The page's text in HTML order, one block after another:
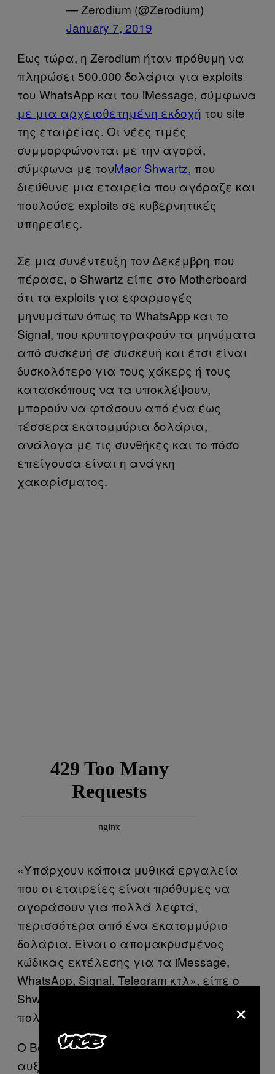
— Zerodium (@Zerodium)
January 7, 2019
Έως τώρα, η Zerodium ήταν πρόθυμη να
πληρώσει 500.000 δολάρια για exploits
του WhatsApp και του iMessage, σύμφωνα
με μια αρχειοθετημένη εκδοχή του site
της εταιρείας. Οι νέες τιμές
συμμορφώνονται με την αγορά,
σύμφωνα με τονMaor Shwartz, που
διεύθυνε μια εταιρεία που αγόραζε και
πουλούσε exploits σε κυβερνητικές
υπηρεσίες.
Σε μια συνέντευξη τον Δεκέμβρη που
πέρασε, ο Shwartz είπε στο Motherboard
ότι τα exploits για εφαρμογές
μηνυμάτων όπως το WhatsApp και το
Signal, που κρυπτογραφούν τα μηνύματα
από συσκευή σε συσκευή και έτσι είναι
δυσκολότερο για τους χάκερς ή τους
κατασκόπους να τα υποκλέψουν,
μπορούν να φτάσουν από ένα έως
τέσσερα εκατομμύρια δολάρια,
ανάλογα με τις συνθήκες και το πόσο
επείγουσα είναι η ανάγκη
χακαρίσματος.
«Υπάρχουν κάποια μυθικά εργαλεία
που οι εταιρείες είναι πρόθυμες να
αγοράσουν για πολλά λεφτά,
περισσότερα από ένα εκατομμύριο
δολάρια. Είναι ο απομακρυσμένος
κώδικας εκτέλεσης για τα iMessage,
WhatsApp, Signal, Telegram κτλ», είπε ο
Shwartz. «Όταν έχεις κάτι τέτοιο, αξίζει
πολλά λεφτά».
Ο Bekrar προειδοποιεί ότι παρά την
αυξανόμενη δυσκολία στα exploits και
×